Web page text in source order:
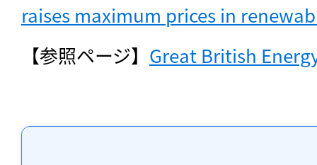
raises maximum prices in
【参照ページ】 Great British